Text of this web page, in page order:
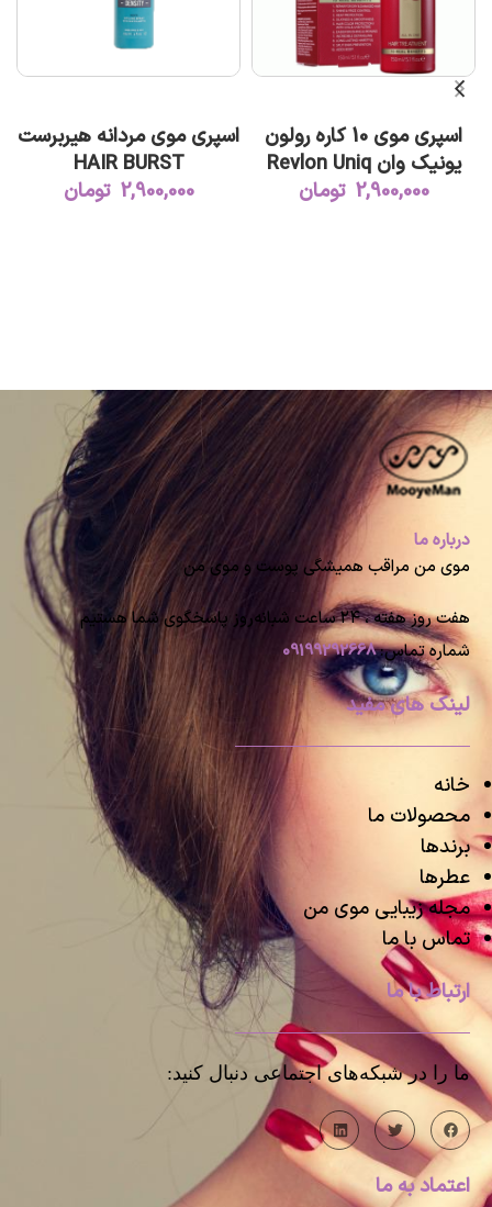
اسپری موی 10 کاره رولون
یونیک وان Revlon Uniq
One
2,900,000 تومان
اسپری موی مردانه هیربرست
HAIR BURST
2,900,000 تومان
درباره ما
موی من مراقب همیشگی پوست و موی من
هفت روز هفته ، ۲۴ ساعت شبانه‌روز پاسخگوی شما هستیم
شماره تماس:09199292668
لینک های مفید
خانه
محصولات ما
برندها
عطرها
مجله زیبایی موی من
تماس با ما
ارتباط با ما
ما را در شبکه‌های اجتماعی دنبال کنید:
اعتماد به ما